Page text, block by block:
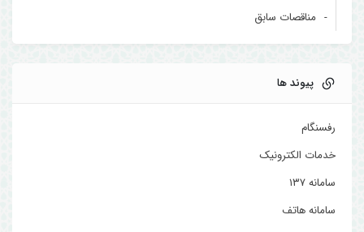
مناقصات سابق
پیوند ها
رفسنگام
خدمات الکترونیک
سامانه ۱۳۷
سامانه هاتف